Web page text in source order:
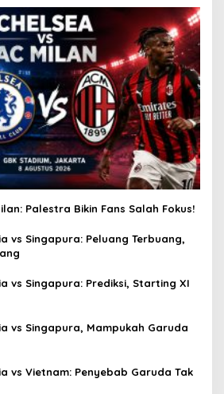
Palestra Bikin Fans Salah Fokus!
vs Singapura: Peluang Terbuang,
vs Singapura: Prediksi, Starting XI
vs Singapura, Mampukah Garuda
vs Vietnam: Penyebab Garuda Tak